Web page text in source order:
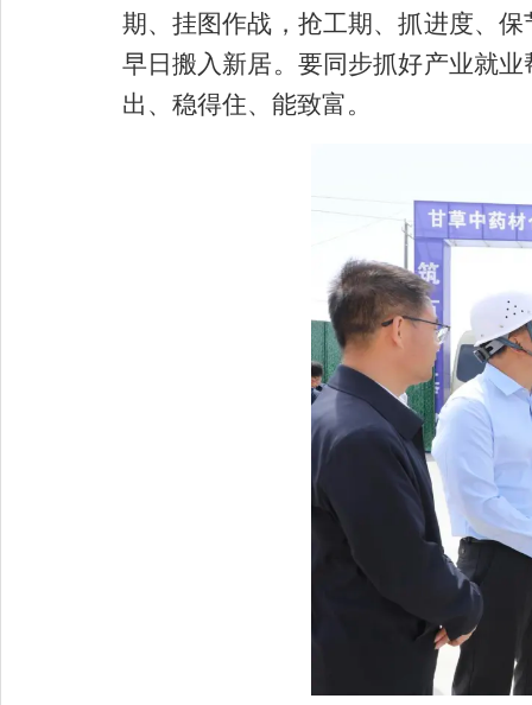
期、挂图作战，抢工期、抓进度、
早日搬入新居。要同步抓好产业就
出、稳得住、能致富。